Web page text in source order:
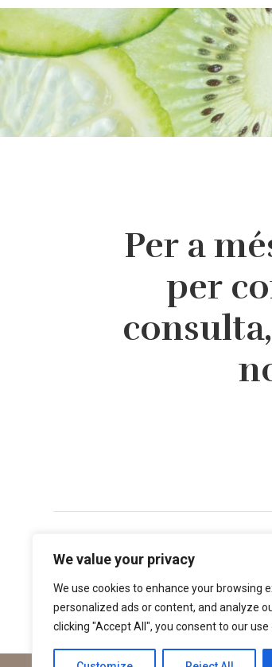
We value your privacy
We use cookies to enhance your browsing
personalized ads or content, and analyze
clicking "Accept All", you consent to our use
Per a
per
Centre Mèdic Augusta– Via
08006 – Barcelona